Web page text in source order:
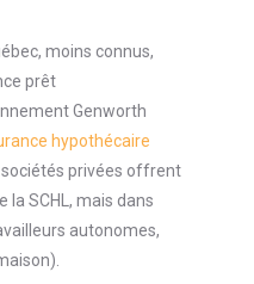
moins connus,
prêt
Genworth
hypothécaire
sociétés privées offrent
la SCHL, mais dans
autonomes,